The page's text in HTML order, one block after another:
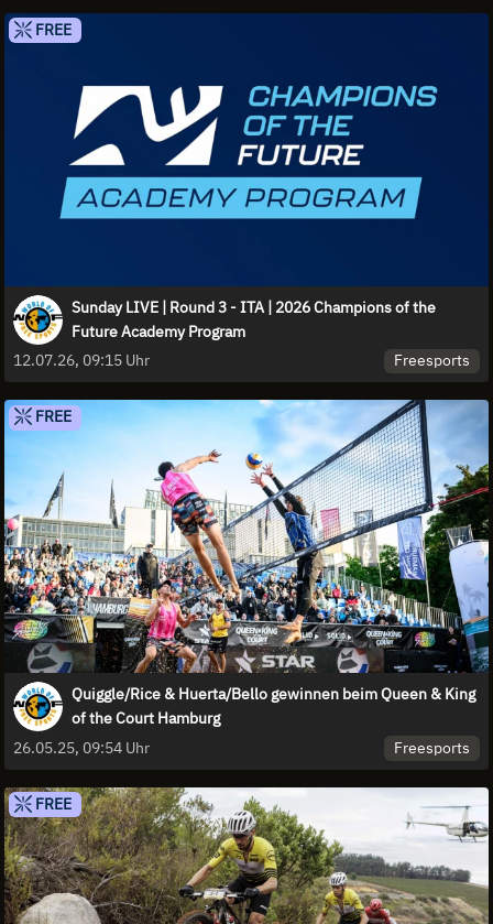
FREE
Sunday LIVE | Round 3 - ITA | 2026 Champions of the
Future Academy Program
12.07.26, 09:15 Uhr
Freesports
FREE
Quiggle/Rice & Huerta/Bello gewinnen beim Queen & King
of the Court Hamburg
26.05.25, 09:54 Uhr
Freesports
FREE